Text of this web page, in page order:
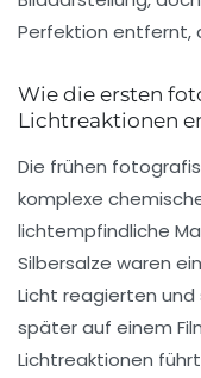
Perfektion entfernt,
Wie die ersten
Lichtreaktionen
Die frühen
komplexe
lichtempfindliche
Silbersalze waren
Licht reagierten
später auf einem
Lichtreaktionen